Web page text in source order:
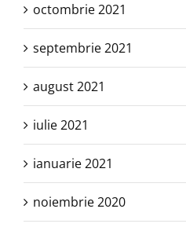
octombrie 2021
septembrie 2021
august 2021
iulie 2021
ianuarie 2021
noiembrie 2020